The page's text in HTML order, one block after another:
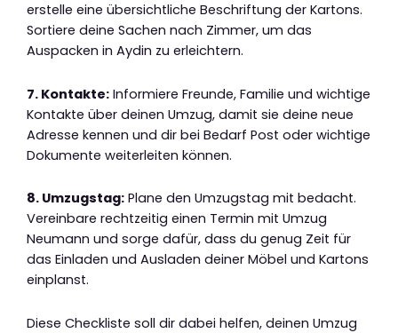
erstelle eine übersichtliche Beschriftung der Kartons.
Sortiere deine Sachen nach Zimmer, um das
Auspacken in Aydin zu erleichtern.
7. Kontakte: Informiere Freunde, Familie und wichtige
Kontakte über deinen Umzug, damit sie deine neue
Adresse kennen und dir bei Bedarf Post oder wichtige
Dokumente weiterleiten können.
8. Umzugstag: Plane den Umzugstag mit bedacht.
Vereinbare rechtzeitig einen Termin mit Umzug
Neumann und sorge dafür, dass du genug Zeit für
das Einladen und Ausladen deiner Möbel und Kartons
einplanst.
Diese Checkliste soll dir dabei helfen, deinen Umzug